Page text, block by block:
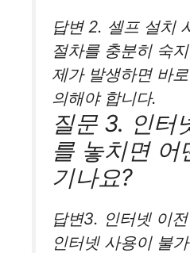
답변 2. 셀프 설치
절차를 충분히 숙
제가 발생하면 바
의해야 합니다.
질문 3. 인터
를 놓치면 어
기나요?
답변3. 인터넷 이
인터넷 사용이 불